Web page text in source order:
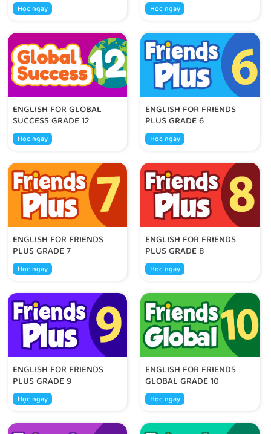
Học ngay Học ngay
ENGLISH FOR GLOBAL
SUCCESS GRADE 12
Học ngay
ENGLISH FOR FRIENDS
PLUS GRADE 6
Học ngay
ENGLISH FOR FRIENDS
PLUS GRADE 7
Học ngay
ENGLISH FOR FRIENDS
PLUS GRADE 8
Học ngay
ENGLISH FOR FRIENDS
PLUS GRADE 9
Học ngay
ENGLISH FOR FRIENDS
GLOBAL GRADE 10
Học ngay